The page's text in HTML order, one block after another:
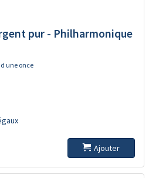
pur - Philharmonique
une once
Ajouter